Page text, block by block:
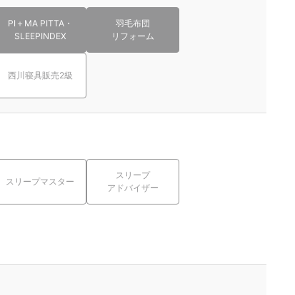
PI＋MA PITTA・
SLEEPINDEX
羽毛布団
リフォーム
西川寝具販売2級
スリープマスター
スリープ
アドバイザー